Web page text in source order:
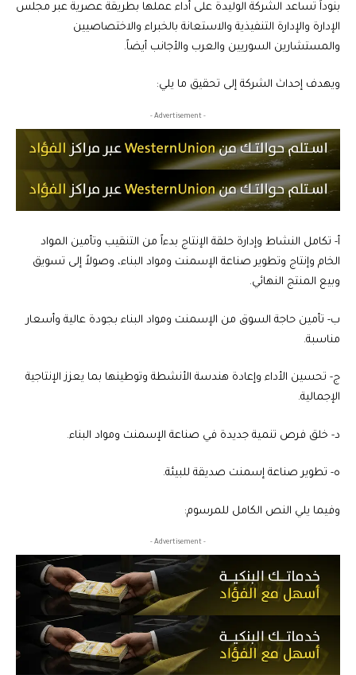
بنوداً تساعد الشركة الوليدة على أداء عملها بطريقة عصرية عبر مجلس
الإدارة والإدارة التنفيذية والاستعانة بالخبراء والاختصاصيين
والمستشارين السوريين والعرب والأجانب أيضاً.
ويهدف إحداث الشركة إلى تحقيق ما يلي:
- Advertisement -
‌أ- تكامل النشاط وإدارة حلقة الإنتاج بدءاً من التنقيب وتأمين المواد
الخام وإنتاج وتطوير صناعة الإسمنت ومواد البناء، وصولاً إلى تسويق
وبيع المنتج النهائي.
‌ب- تأمين حاجة السوق من الإسمنت ومواد البناء بجودة عالية وأسعار
مناسبة.
‌ج- تحسين الأداء وإعادة هندسة الأنشطة وتوطينها بما يعزز الإنتاجية
الإجمالية.
‌د- خلق فرص تنمية جديدة في صناعة الإسمنت ومواد البناء.
‌ه- تطوير صناعة إسمنت صديقة للبيئة.
وفيما يلي النص الكامل للمرسوم:
- Advertisement -